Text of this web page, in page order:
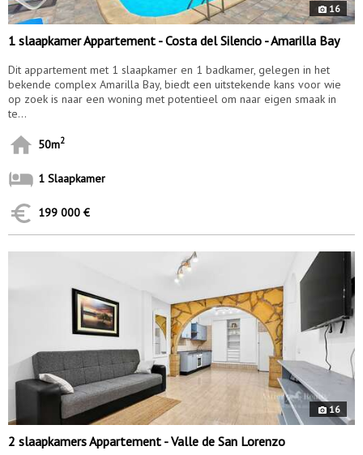
16
1 slaapkamer Appartement - Costa del Silencio - Amarilla Bay
Dit appartement met 1 slaapkamer en 1 badkamer, gelegen in het
bekende complex Amarilla Bay, biedt een uitstekende kans voor wie
op zoek is naar een woning met potentieel om naar eigen smaak in
te...
50m2
1 Slaapkamer
199 000 €
16
2 slaapkamers Appartement - Valle de San Lorenzo